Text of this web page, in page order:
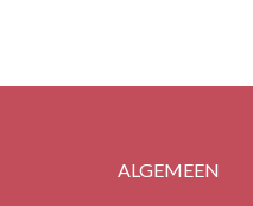
ALGEMEEN